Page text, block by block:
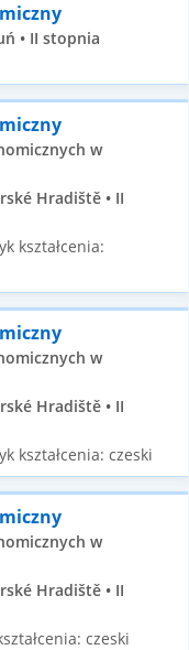
• II stopnia
w
Hradiště • II
kształcenia:
w
Hradiště • II
kształcenia: czeski
w
Hradiště • II
czeski